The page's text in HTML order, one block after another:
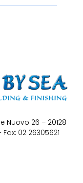
Nuovo 26 – 20128
Fax: 02 26305621